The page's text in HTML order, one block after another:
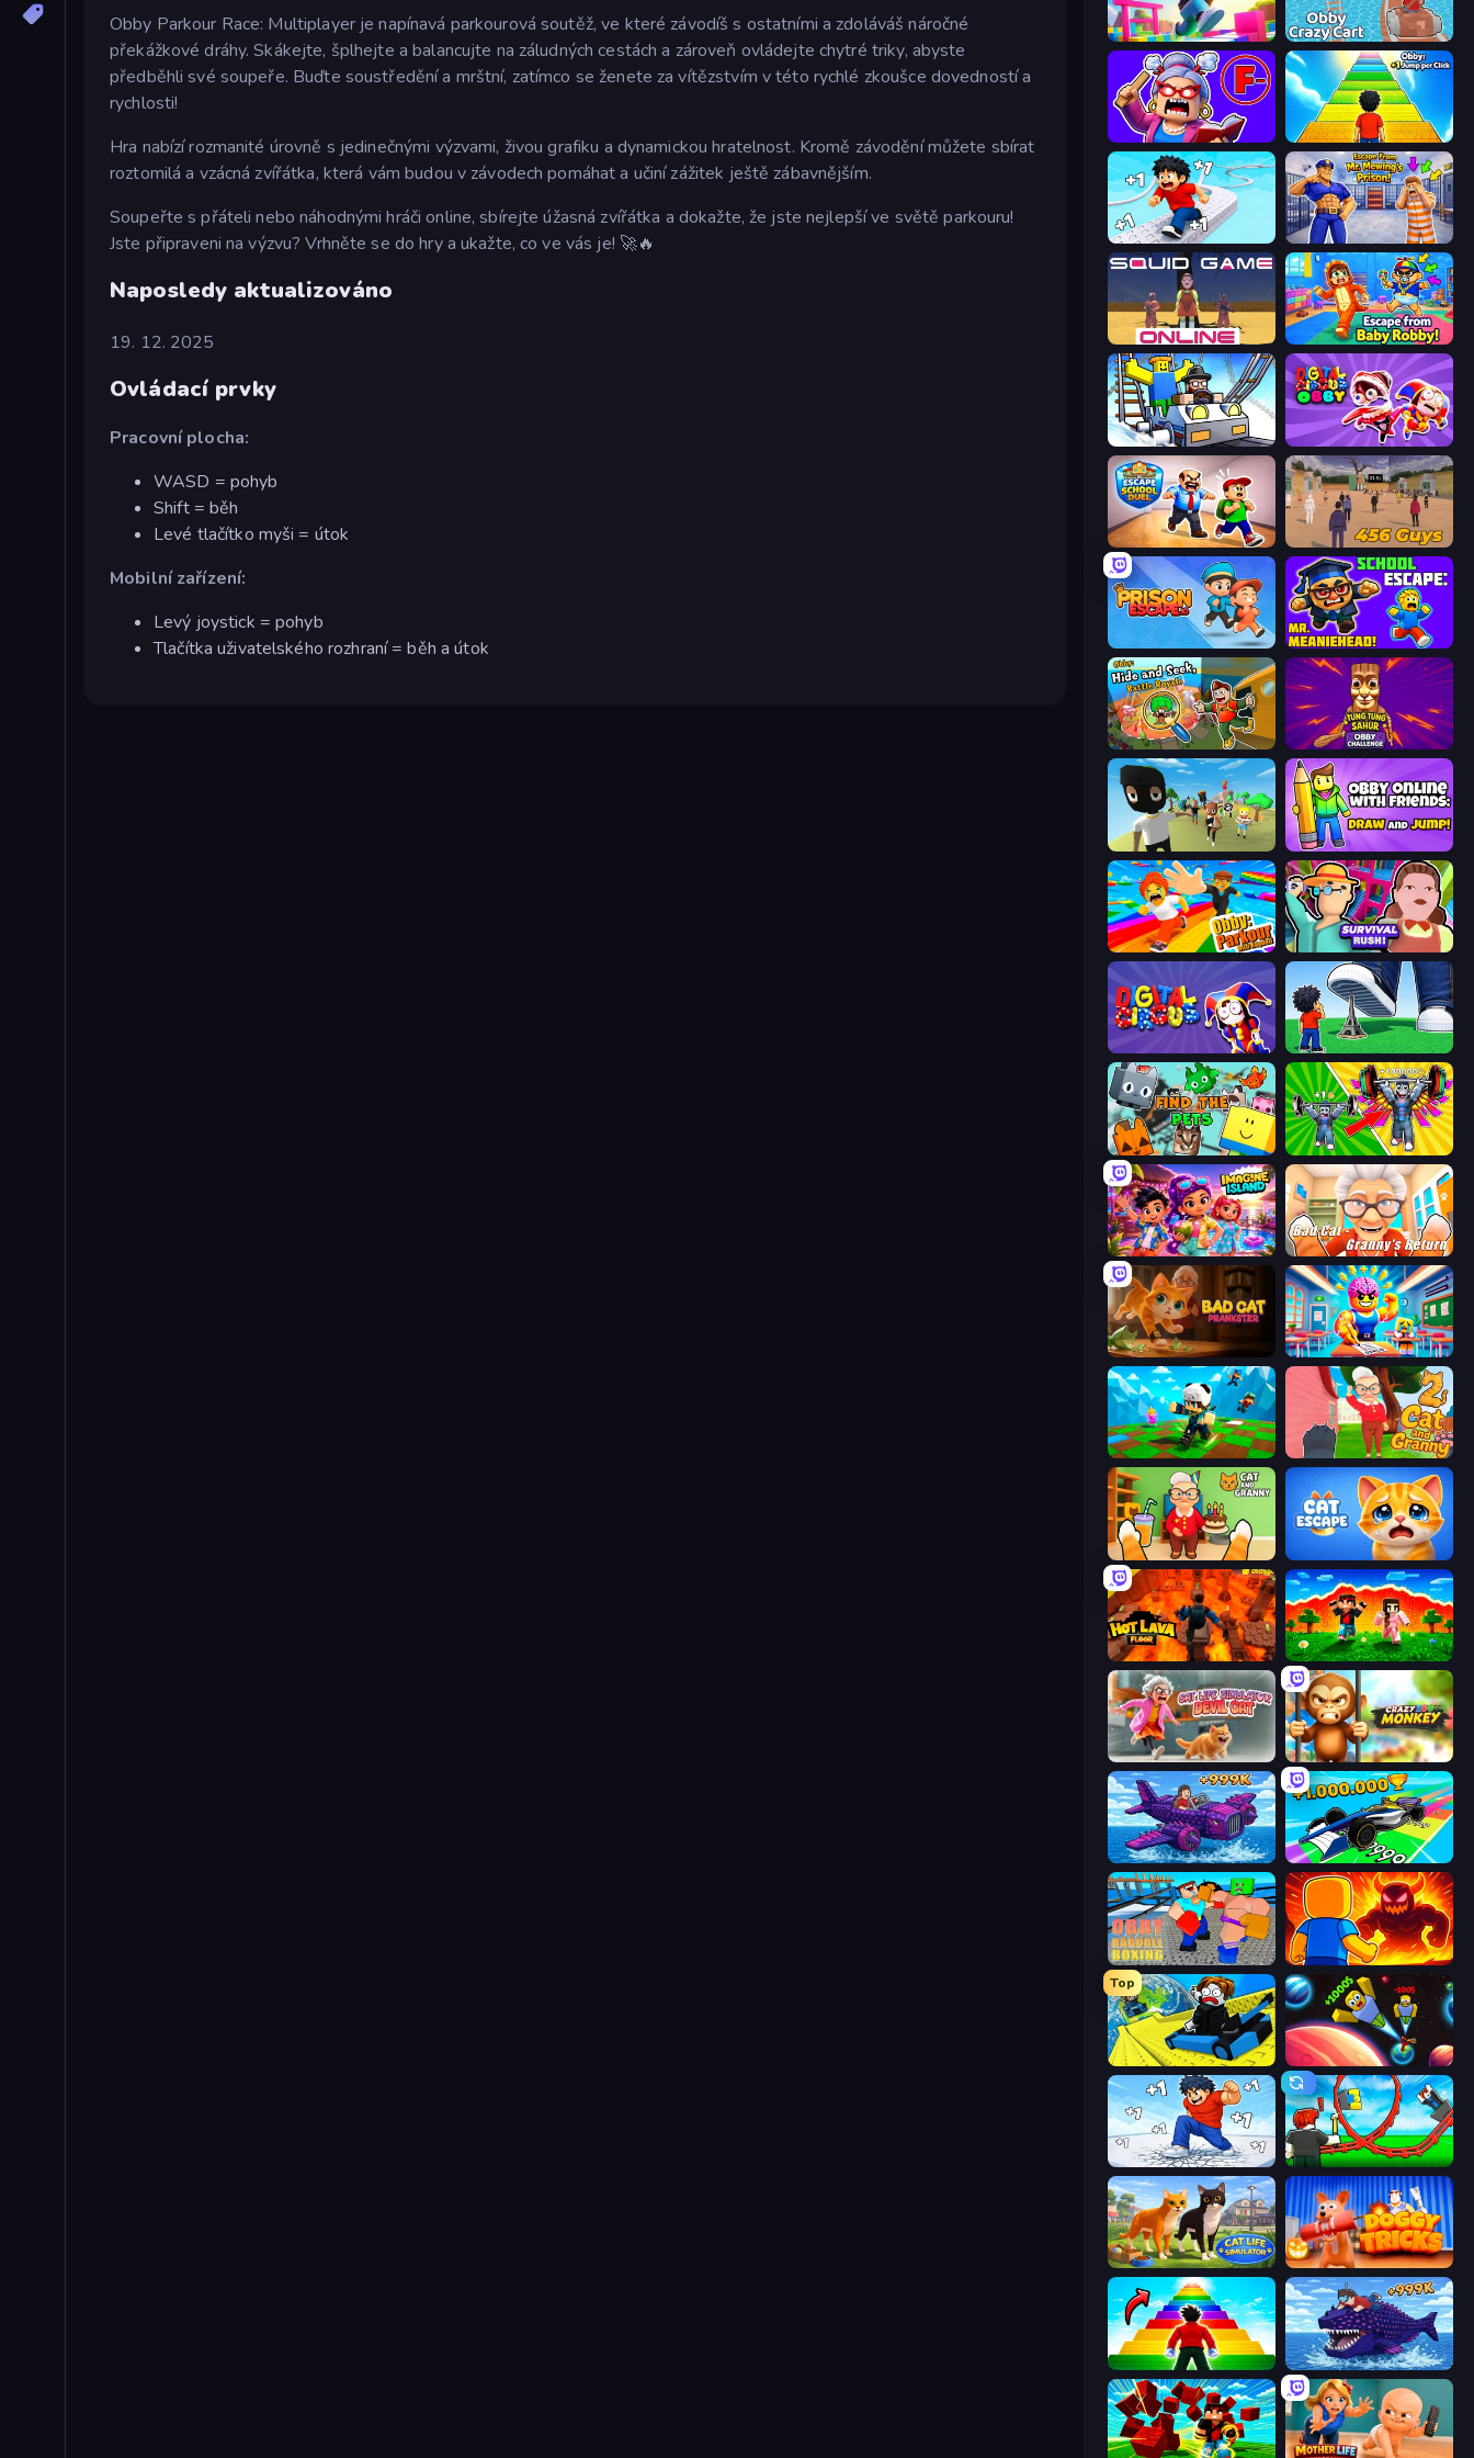
Obby Parkour Race: Multiplayer je napínavá parkourová soutěž, ve které závodíš s ostatními a zdoláváš náročné
překážkové dráhy. Skákejte, šplhejte a balancujte na záludných cestách a zároveň ovládejte chytré triky, abyste
předběhli své soupeře. Buďte soustředění a mrštní, zatímco se ženete za vítězstvím v této rychlé zkoušce dovedností a
rychlosti!
Hra nabízí rozmanité úrovně s jedinečnými výzvami, živou grafiku a dynamickou hratelnost. Kromě závodění můžete sbírat
roztomilá a vzácná zvířátka, která vám budou v závodech pomáhat a učiní zážitek ještě zábavnějším.
Soupeřte s přáteli nebo náhodnými hráči online, sbírejte úžasná zvířátka a dokažte, že jste nejlepší ve světě parkouru!
Jste připraveni na výzvu? Vrhněte se do hry a ukažte, co ve vás je! 🚀🔥
Naposledy aktualizováno
19. 12. 2025
Ovládací prvky
Pracovní plocha:
WASD = pohyb
Shift = běh
Levé tlačítko myši = útok
Mobilní zařízení:
Levý joystick = pohyb
Tlačítka uživatelského rozhraní = běh a útok
Jump Guys Obby: Crazy Cart
Obby: +1 Jump per Click
Speed per Click: Obby Escape From Mr.Meawing's Prison!
Squid Game Online Escape From Baby Robby!
Obby: Ride Carts Digital Circus: Obby
Escape School Duel 456 Guys
Prison Escape.io
Obby: Hide and Seek, Battle Royale Tung Tung Sahur: Obby Challenge
Obby: Parkour with Ragdoll Survival Rush!
Digital Circus: Parkour Game Obby: Click and Grow
Find The Pets Obby: Gym Simulator, Escape
Imagine Island Bad Cat - Granny's Return
Bad Cat Prankster Obby: Dumb or Genius IQ Test
Robby: Many Games Cat and Granny 2
Cat and Granny
Hot Lava Floor The Lava Tsunami
Cat Life Simulator: Devil Cat Crazy Zoo Monkey
Obby Plane Power Challenge: Fly Obby Car Challenge: Drive
Obby: Ragdoll Boxing Obby: Legendary Dragon
Top
Cart Ride Danger Mount Obby: +1 to Spaceflight Altitude
Break a Skyscraper Build a Rollercoaster: Simulator
Cat Life Simulator 3D Doggy Tricks
Obby Highest Jump Ever Obby Fish Challenge: Ride